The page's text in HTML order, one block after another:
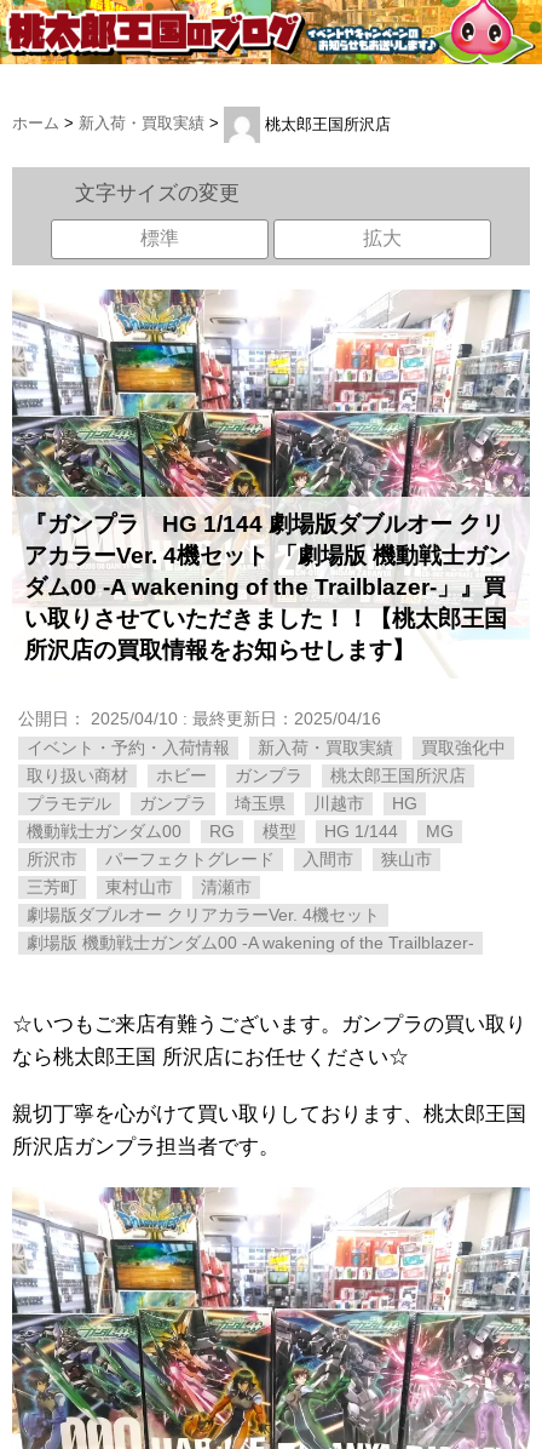
ホーム > 新入荷・買取実績 > 桃太郎王国所沢店
文字サイズの変更
標準 拡大
『ガンプラ HG 1/144 劇場版ダブルオー クリ
アカラーVer. 4機セット 「劇場版 機動戦士ガン
ダム00 -A wakening of the Trailblazer-」』買
い取りさせていただきました！！【桃太郎王国
所沢店の買取情報をお知らせします】
公開日： 2025/04/10 : 最終更新日：2025/04/16
イベント・予約・入荷情報
新入荷・買取実績
買取強化中
取り扱い商材
ホビー ガンプラ
桃太郎王国所沢店
プラモデル
ガンプラ 埼玉県 川越市
HG
機動戦士ガンダム00
RG 模型 HG 1/144
MG
所沢市
パーフェクトグレード 入間市
狭山市
三芳町
東村山市
清瀬市
劇場版ダブルオー クリアカラーVer. 4機セット
劇場版 機動戦士ガンダム00 -A wakening of the Trailblazer-
☆いつもご来店有難うございます。ガンプラの買い取り
なら桃太郎王国 所沢店にお任せください☆
親切丁寧を心がけて買い取りしております、桃太郎王国
所沢店ガンプラ担当者です。